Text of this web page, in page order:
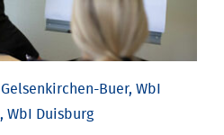
Buer, WbI
WbI Duisburg